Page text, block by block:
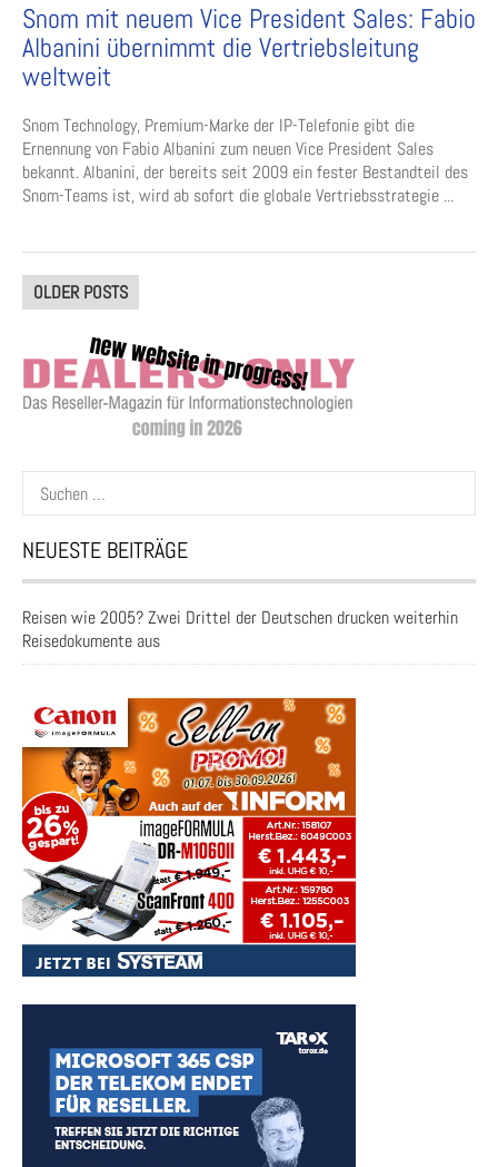
Snom mit neuem Vice President Sales: Fabio
Albanini übernimmt die Vertriebsleitung
weltweit
Snom Technology, Premium-Marke der IP-Telefonie gibt die
Ernennung von Fabio Albanini zum neuen Vice President Sales
bekannt. Albanini, der bereits seit 2009 ein fester Bestandteil des
Snom-Teams ist, wird ab sofort die globale Vertriebsstrategie ...
Posts
navigation
OLDER POSTS
Suchen
nach:
NEUESTE BEITRÄGE
Reisen wie 2005? Zwei Drittel der Deutschen drucken weiterhin
Reisedokumente aus